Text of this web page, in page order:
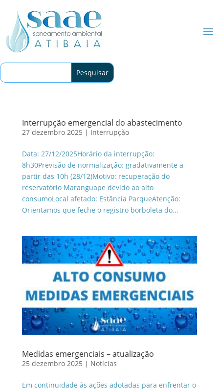
Interrupção emergencial do abastecimento
27 dezembro 2025 | Interrupção
Data: 27/12/2025Horário da interrupção:
8h30Previsão de normalização: gradativamente a
partir das 10h (28/12)Motivo: recuperação do
reservatório Maranguape devido ao alto
consumoLocal afetado: Estância ParqueAtenção:
Orientamos que feche o registro borboleta do...
Medidas emergenciais – atualização
25 dezembro 2025 | Notícias
Em continuidade às ações adotadas para enfrentar o